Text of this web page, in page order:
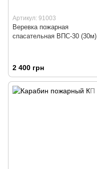
Артикул: 91003
Веревка пожарная
спасательная ВПС-30 (30м)
2 400 грн